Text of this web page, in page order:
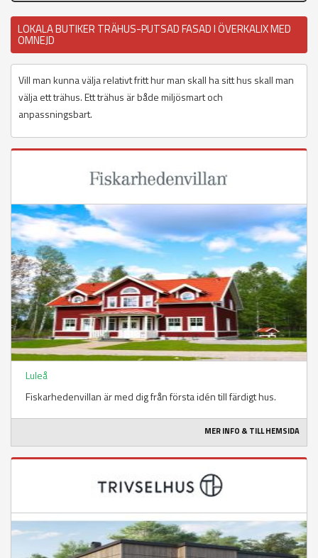
LOKALA BUTIKER TRÄHUS-PUTSAD FASAD I ÖVERKALIX MED
OMNEJD
Vill man kunna välja relativt fritt hur man skall ha sitt hus skall man
välja ett trähus. Ett trähus är både miljösmart och
anpassningsbart.
Luleå
Fiskarhedenvillan är med dig från första idén till färdigt hus.
MER INFO & TILL HEMSIDA